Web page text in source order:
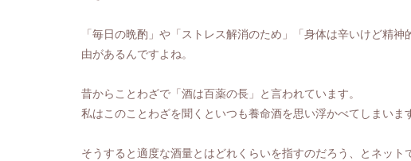
「毎日の晩酌」や「ストレス解消のため」「身体は辛いけど精
由があるんですよね。
昔からことわざで「酒は百薬の長」と言われています。
私はこのことわざを聞くといつも養命酒を思い浮かべてしまいま
そうすると適度な酒量とはどれくらいを指すのだろう、とネッ